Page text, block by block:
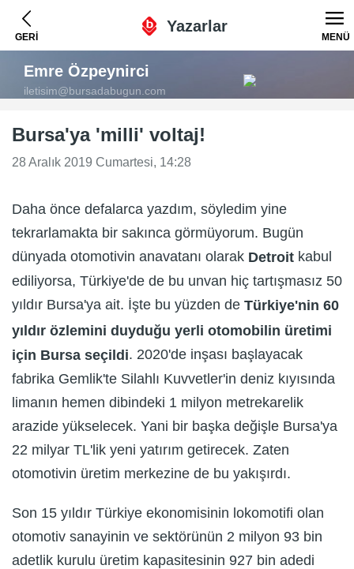
GERİ
Yazarlar
MENÜ
Emre Özpeynirci
iletisim@bursadabugun.com
Bursa'ya 'milli' voltaj!
28 Aralık 2019 Cumartesi, 14:28
Daha önce defalarca yazdım, söyledim yine
tekrarlamakta bir sakınca görmüyorum. Bugün
dünyada otomotivin anavatanı olarak Detroit kabul
ediliyorsa, Türkiye'de de bu unvan hiç tartışmasız 50
yıldır Bursa'ya ait. İşte bu yüzden de Türkiye'nin 60
yıldır özlemini duyduğu yerli otomobilin üretimi
için Bursa seçildi. 2020'de inşası başlayacak
fabrika Gemlik'te Silahlı Kuvvetler'in deniz kıyısında
limanın hemen dibindeki 1 milyon metrekarelik
arazide yükselecek. Yani bir başka değişle Bursa'ya
22 milyar TL'lik yeni yatırım getirecek. Zaten
otomotivin üretim merkezine de bu yakışırdı.
Son 15 yıldır Türkiye ekonomisinin lokomotifi olan
otomotiv sanayinin ve sektörünün 2 milyon 93 bin
adetlik kurulu üretim kapasitesinin 927 bin adedi